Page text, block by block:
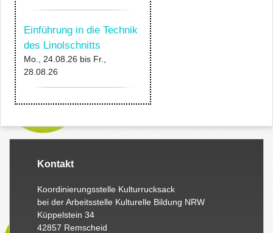
Einführung in die Technik
des Linolschnitts
Mo., 24.08.26 bis Fr.,
28.08.26
Kontakt
Koordinierungsstelle Kulturrucksack
bei der Arbeitsstelle Kulturelle Bildung NRW
Küppelstein 34
42857 Remscheid